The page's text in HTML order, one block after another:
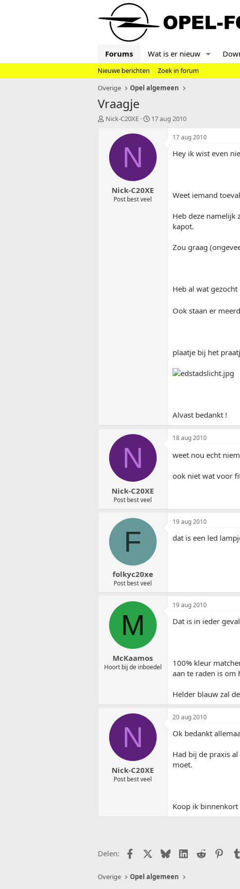
Forums Wat is er nieuw
Nieuwe berichten
Zoek in forum
Overige
Opel algemeen
Vraagje
T
Nick-C20XE
S
r
a
u
m
17 aug 2010
N
Nick-C20XE
Post best veel
17 aug 2010
Hey ik wist even
Weet iemand
Heb deze namelijk
kapot.
Zou graag
Heb al wat
Ook staan er
plaatje bij het
Alvast bedankt !
N
Nick-C20XE
Post best veel
18 aug 2010
weet nou echt
ook niet wat voor
F
folkyc20xe
Post best veel
19 aug 2010
dat is een led
M
McKaamos
Hoort bij de inboedel
19 aug 2010
Dat is in ieder
100% kleur
aan te raden is om
Helder blauw zal
N
Nick-C20XE
Post best veel
20 aug 2010
Ok bedankt
Had bij de praxis
moet.
Koop ik
Delen: FacebookX (Twitter)
BlueskyLinkedIn
Reddit
Overige Opel algemeen